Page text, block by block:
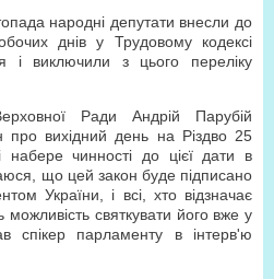
народні депутати внесли до
днів у Трудовому кодексі
і виключили з цього переліку
Ради Андрій Парубій
про вихідний день на Різдво 25
набере чинності до цієї дати в
що цей закон буде підписано
України, і всі, хто відзначає
можливість святкувати його вже у
спікер парламенту в інтерв'ю